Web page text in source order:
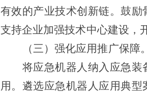
有效的产业技术创新链。鼓
支持企业加强技术中心建设，
（三）强化应用推广保障
将应急机器人纳入应急
用。遴选应急机器人应用典